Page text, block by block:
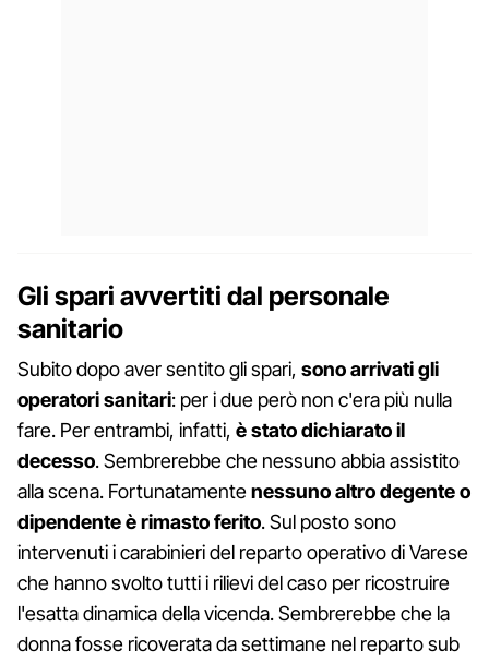
Gli spari avvertiti dal personale
sanitario
Subito dopo aver sentito gli spari, sono arrivati gli
operatori sanitari: per i due però non c'era più nulla
fare. Per entrambi, infatti, è stato dichiarato il
decesso. Sembrerebbe che nessuno abbia assistito
alla scena. Fortunatamentenessuno altro degente o
dipendente è rimasto ferito. Sul posto sono
intervenuti i carabinieri del reparto operativo di Varese
che hanno svolto tutti i rilievi del caso per ricostruire
l'esatta dinamica della vicenda. Sembrerebbe che la
donna fosse ricoverata da settimane nel reparto sub